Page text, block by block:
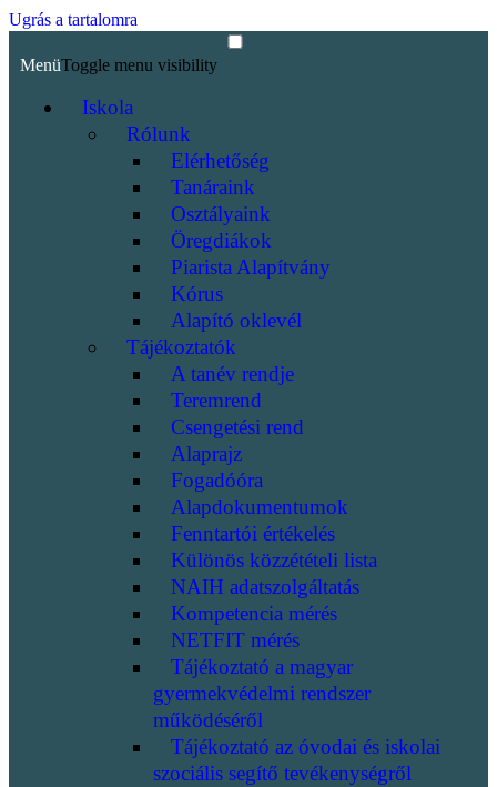
Ugrás a tartalomra
MenüToggle menu visibility
Iskola
Rólunk
Elérhetőség
Tanáraink
Osztályaink
Öregdiákok
Piarista Alapítvány
Kórus
Alapító oklevél
Tájékoztatók
A tanév rendje
Teremrend
Csengetési rend
Alaprajz
Fogadóóra
Alapdokumentumok
Fenntartói értékelés
Különös közzétételi lista
NAIH adatszolgáltatás
Kompetencia mérés
NETFIT mérés
Tájékoztató a magyar
gyermekvédelmi rendszer
működéséről
Tájékoztató az óvodai és iskolai
szociális segítő tevékenységről